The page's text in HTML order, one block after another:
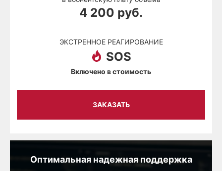
4 200 руб.
ЭКСТРЕННОЕ РЕАГИРОВАНИЕ
SOS
Включено в стоимость
ЗАКАЗАТЬ
Оптимальная надежная поддержка